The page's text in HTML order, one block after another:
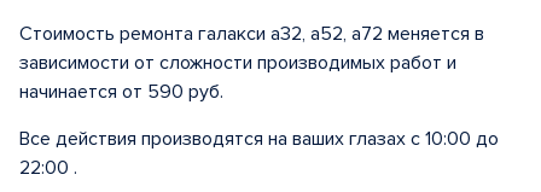
Стоимость ремонта галакси а32, а52, а72 меняется в
зависимости от сложности производимых работ и
начинается от 590 руб.
Все действия производятся на ваших глазах с 10:00 до
22:00 .